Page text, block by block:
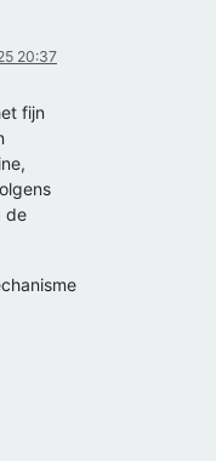
20:37
fijn
de